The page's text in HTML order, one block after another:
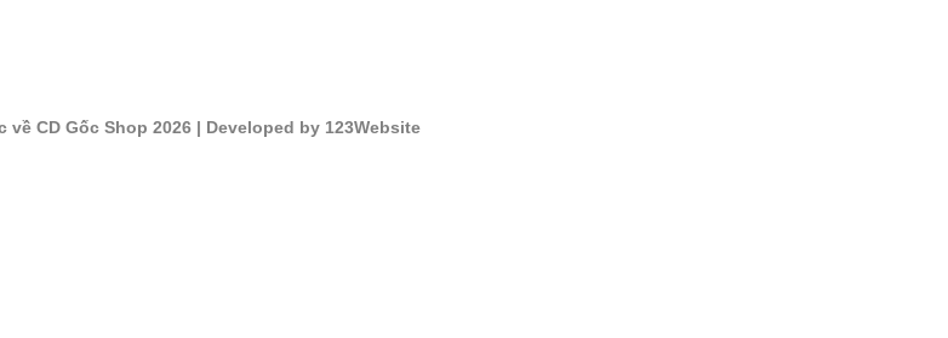
về CD Gốc Shop 2026| Developed by 123Website